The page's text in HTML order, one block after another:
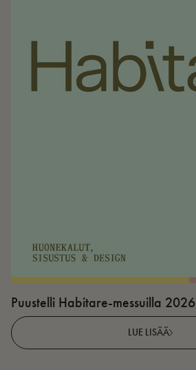
Puustelli Habitare-messuilla 2026
LUE LISÄÄ